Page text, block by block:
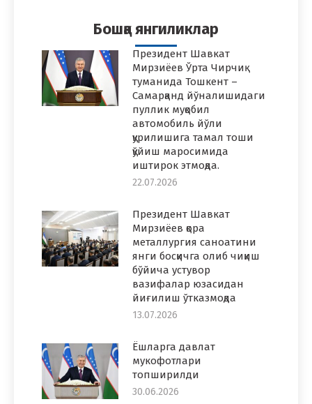
Бошқа янгиликлар
Президент Шавкат
Мирзиёев Ўрта Чирчиқ
туманида Тошкент –
Самарқанд йўналишидаги
пуллик муқобил
автомобиль йўли
қурилишига тамал тоши
қўйиш маросимида
иштирок этмоқда.
22.07.2026
Президент Шавкат
Мирзиёев қора
металлургия саноатини
янги босқичга олиб чиқиш
бўйича устувор
вазифалар юзасидан
йиғилиш ўтказмоқда
13.07.2026
Ёшларга давлат
мукофотлари
топширилди
30.06.2026